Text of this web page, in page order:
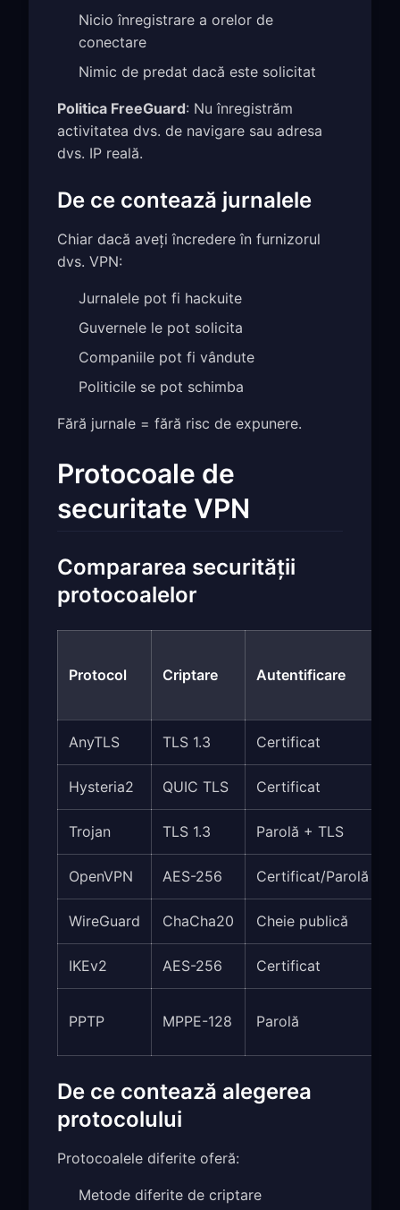
Nicio înregistrare a orelor de
conectare
Nimic de predat dacă este solicitat
Politica FreeGuard: Nu înregistrăm
activitatea dvs. de navigare sau adresa
dvs. IP reală.
De ce contează jurnalele
Chiar dacă aveți încredere în furnizorul
dvs. VPN:
Jurnalele pot fi hackuite
Guvernele le pot solicita
Companiile pot fi vândute
Politicile se pot schimba
Fără jurnale = fără risc de expunere.
Protocoale de
securitate VPN
Compararea securității
protocoalelor
Protocol Criptare Autentificare
AnyTLS TLS 1.3 Certificat
Hysteria2 QUIC TLS Certificat
Trojan TLS 1.3 Parolă + TLS
OpenVPN AES-256 Certificat/Parolă
WireGuard ChaCha20 Cheie publică
IKEv2 AES-256 Certificat
PPTP MPPE-128 Parolă
De ce contează alegerea
protocolului
Protocoalele diferite oferă:
Metode diferite de criptare